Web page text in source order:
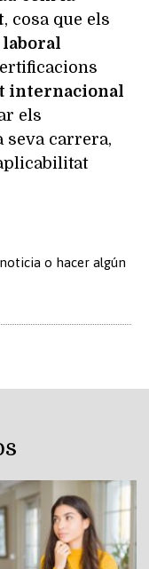
, cosa que els
laboral
internacional
els
seva carrera,
o hacer algún